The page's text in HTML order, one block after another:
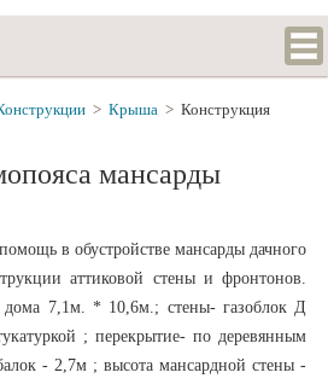
> Крыша > Конструкция
мансарды
в обустройстве мансарды дачного
аттиковой стены и фронтонов.
дома 7,1м. * 10,6м.; стены- газоблок Д
; перекрытие- по деревянным
- 2,7м ; высота мансардной стены -